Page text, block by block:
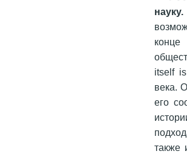
науку.
itself
века.
его
также